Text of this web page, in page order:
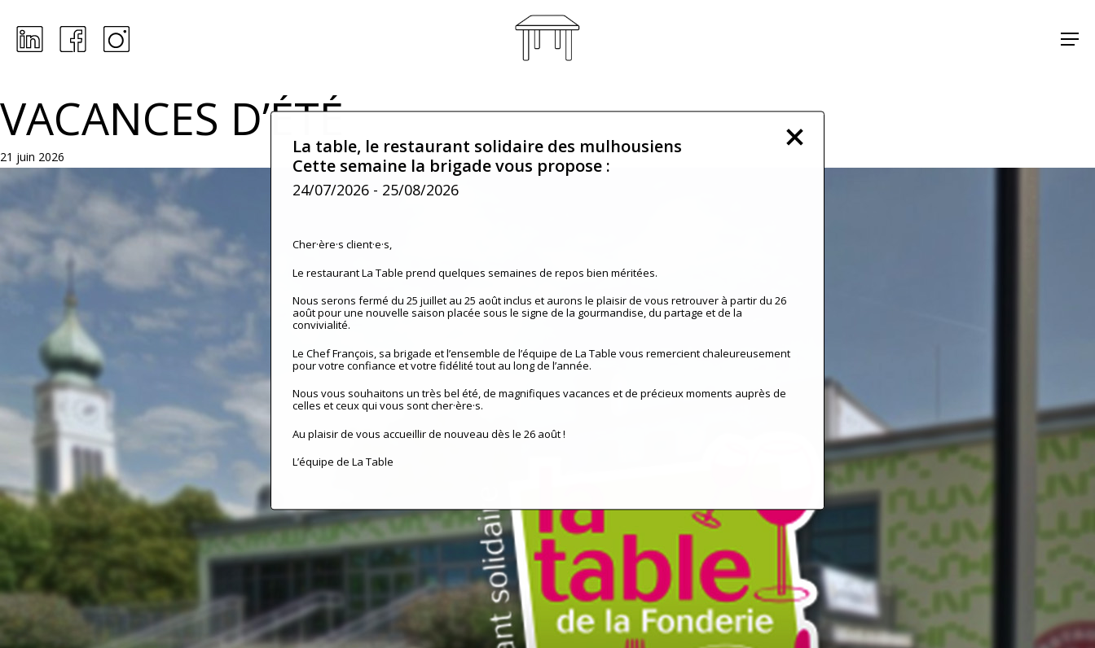
main
Menu
La table, le restaurant solidaire des mulhousiens
Cette semaine la brigade vous propose :
24/07/2026 - 25/08/2026
Cher·ère·s client·e·s,
Le restaurant La Table prend quelques semaines de repos bien méritées.
Nous serons fermé du 25 juillet au 25 août inclus et aurons le plaisir de vous retrouver à partir du 26
août pour une nouvelle saison placée sous le signe de la gourmandise, du partage et de la
convivialité.
Le Chef François, sa brigade et l’ensemble de l’équipe de La Table vous remercient chaleureusement
pour votre confiance et votre fidélité tout au long de l’année.
Nous vous souhaitons un très bel été, de magnifiques vacances et de précieux moments auprès de
celles et ceux qui vous sont cher·ère·s.
Au plaisir de vous accueillir de nouveau dès le 26 août !
L’équipe de La Table
VACANCES D’ÉTÉ
21 juin 2026